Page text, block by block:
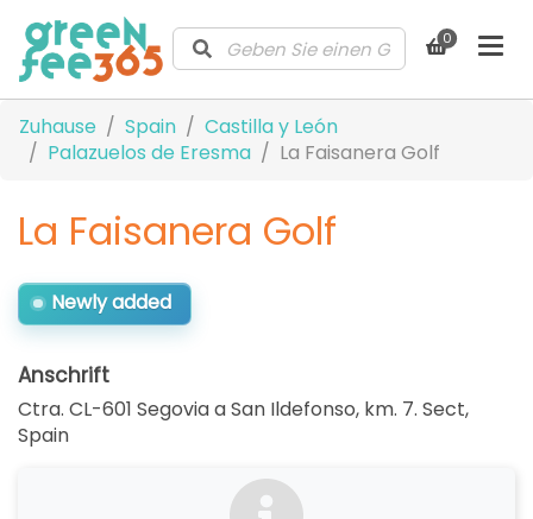
0
Zuhause Spain
Castilla y León
Palazuelos de Eresma
La Faisanera Golf
La Faisanera Golf
Newly added
Anschrift
Ctra. CL-601 Segovia a San Ildefonso, km. 7. Sect,
Spain